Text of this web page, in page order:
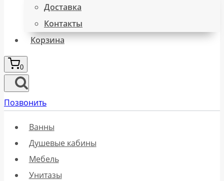
Доставка
Контакты
Корзина
0
Позвонить
Ванны
Душевые кабины
Мебель
Унитазы